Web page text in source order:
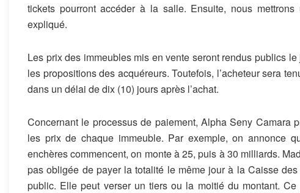
tickets pourront accéder à la salle. Ensuite, nous
expliqué.
Les prix des immeubles mis en vente seront rendus publics
les propositions des acquéreurs. Toutefois, l’acheteur sera
dans un délai de dix (10) jours après l’achat.
Concernant le processus de paiement, Alpha Seny Camara
les prix de chaque immeuble. Par exemple, on annonce
enchères commencent, on monte à 25, puis à 30 milliards.
pas obligée de payer la totalité le même jour à la Caisse
public. Elle peut verser un tiers ou la moitié du montant.